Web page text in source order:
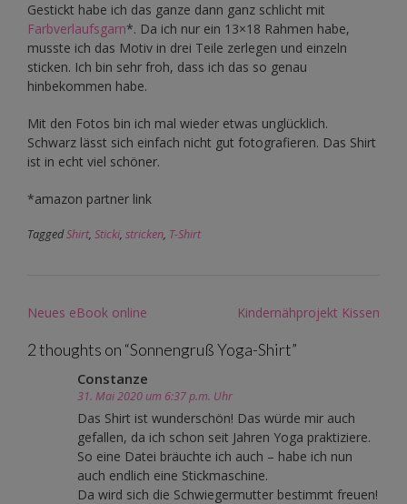
Gestickt habe ich das ganze dann ganz schlicht mit
Farbverlaufsgarn*. Da ich nur ein 13×18 Rahmen habe,
musste ich das Motiv in drei Teile zerlegen und einzeln
sticken. Ich bin sehr froh, dass ich das so genau
hinbekommen habe.
Mit den Fotos bin ich mal wieder etwas unglücklich.
Schwarz lässt sich einfach nicht gut fotografieren. Das Shirt
ist in echt viel schöner.
*amazon partner link
TaggedShirt, Sticki, stricken, T-Shirt
Post
Neues eBook online Kindernähprojekt Kissen
2 thoughts on “Sonnengruß Yoga-Shirt”
Constanze
31. Mai 2020 um 6:37 p.m. Uhr
Das Shirt ist wunderschön! Das würde mir auch
gefallen, da ich schon seit Jahren Yoga praktiziere.
So eine Datei bräuchte ich auch – habe ich nun
auch endlich eine Stickmaschine.
Da wird sich die Schwiegermutter bestimmt freuen!